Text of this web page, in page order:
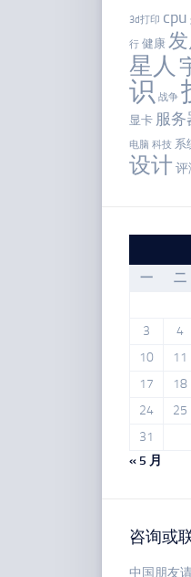
3d打印 cpu
行 健康
星人
识 战争
显卡 服务
电脑 科技 系
设计评
一
二
3
4
10
11
17
18
24
25
31
« 5 月
咨询或
中国朋友